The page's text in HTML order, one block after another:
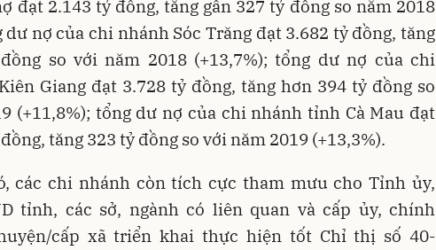
đạt 2.143 tỷ đồng, tăng gần 327 tỷ đồng so năm 2018
dư nợ của chi nhánh Sóc Trăng đạt 3.682 tỷ đồng, tăng
so với năm 2018 (+13,7%); tổng dư nợ của chi
Giang đạt 3.728 tỷ đồng, tăng hơn 394 tỷ đồng so
(+11,8%); tổng dư nợ của chi nhánh tỉnh Cà Mau đạt
tăng 323 tỷ đồng so với năm 2019 (+13,3%).
các chi nhánh còn tích cực tham mưu cho Tỉnh ủy,
tỉnh, các sở, ngành có liên quan và cấp ủy, chính
cấp xã triển khai thực hiện tốt Chỉ thị số 40-